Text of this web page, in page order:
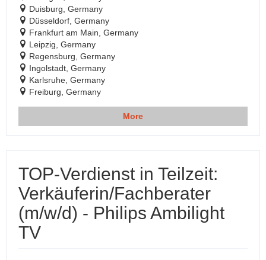
Duisburg, Germany
Düsseldorf, Germany
Frankfurt am Main, Germany
Leipzig, Germany
Regensburg, Germany
Ingolstadt, Germany
Karlsruhe, Germany
Freiburg, Germany
More
TOP-Verdienst in Teilzeit:
Verkäuferin/Fachberater
(m/w/d) - Philips Ambilight
TV